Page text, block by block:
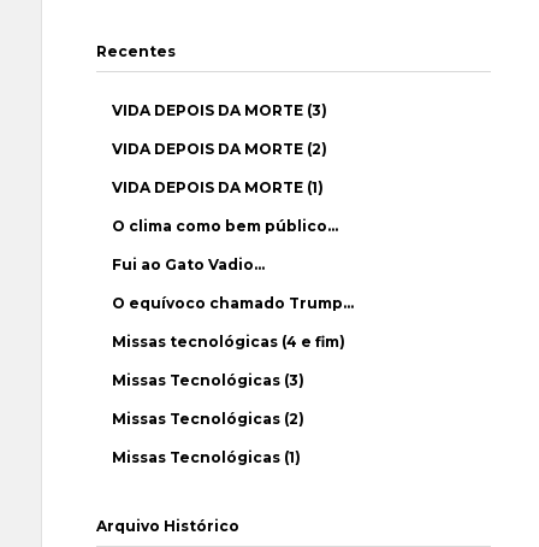
Recentes
VIDA DEPOIS DA MORTE (3)
VIDA DEPOIS DA MORTE (2)
VIDA DEPOIS DA MORTE (1)
O clima como bem público…
Fui ao Gato Vadio…
O equívoco chamado Trump…
Missas tecnológicas (4 e fim)
Missas Tecnológicas (3)
Missas Tecnológicas (2)
Missas Tecnológicas (1)
Arquivo Histórico